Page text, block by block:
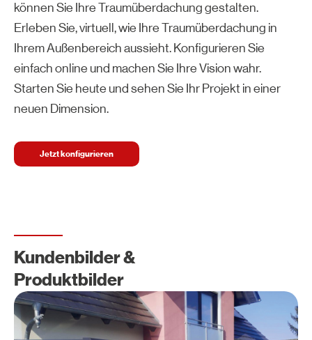
können Sie Ihre Traumüberdachung gestalten.
Erleben Sie, virtuell, wie Ihre Traumüberdachung in
Ihrem Außenbereich aussieht. Konfigurieren Sie
einfach online und machen Sie Ihre Vision wahr.
Starten Sie heute und sehen Sie Ihr Projekt in einer
neuen Dimension.
Jetzt konfigurieren
Kundenbilder &
Produktbilder